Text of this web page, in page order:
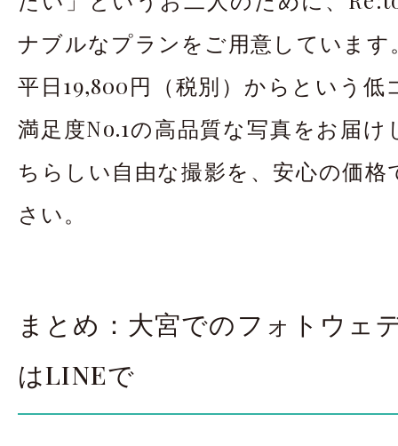
ナブルなプランをご用意しています
平日19,800円（税別）からという低
満足度No.1の高品質な写真をお届
ちらしい自由な撮影を、安心の価格
さい。
まとめ：大宮でのフォトウェ
はLINEで